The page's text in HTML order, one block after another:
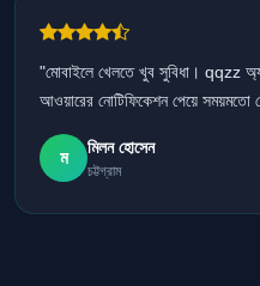
"মোবাইলে খেলতে খুব সুবিধা। qqzz
আওয়ারের নোটিফিকেশন পেয়ে সময়মতো
ম
মিলন হোসেন
চট্টগ্রাম